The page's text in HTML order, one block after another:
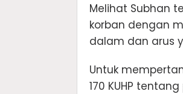
Melihat Subhan
korban dengan
dalam dan arus
Untuk
170 KUHP